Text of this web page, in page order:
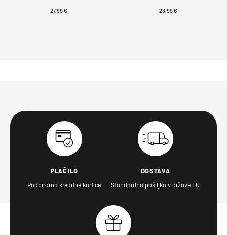
27,99 € 23,99 €
PLAČILO
Podpiramo kreditne kartice
DOSTAVA
Standardna pošiljka v države EU